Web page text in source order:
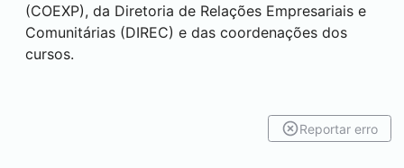
(COEXP), da Diretoria de Relações Empresariais e
Comunitárias (DIREC) e das coordenações dos
cursos.
Reportar erro